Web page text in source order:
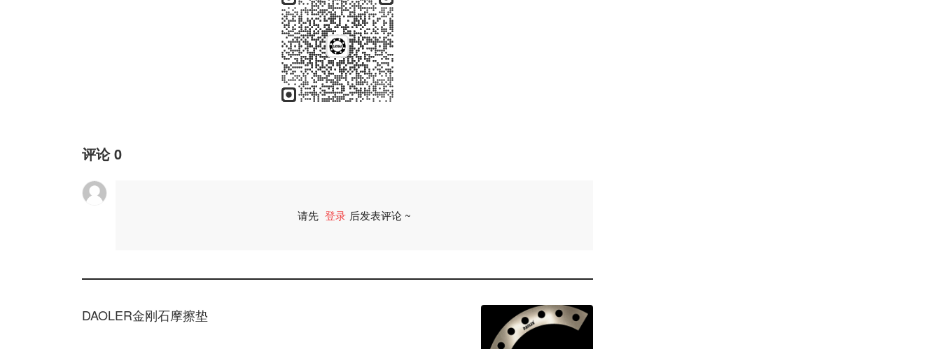
评论0
请先 登录 后发表评论 ~
DAOLER金刚石摩擦垫